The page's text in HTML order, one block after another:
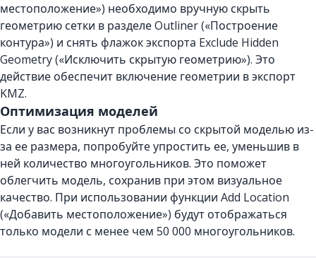
местоположение») необходимо вручную скрыть
геометрию сетки в разделе Outliner («Построение
контура») и снять флажок экспорта Exclude Hidden
Geometry («Исключить скрытую геометрию»). Это
действие обеспечит включение геометрии в экспорт
KMZ.
Оптимизация моделей
Если у вас возникнут проблемы со скрытой моделью из-
за ее размера, попробуйте упростить ее, уменьшив в
ней количество многоугольников. Это поможет
облегчить модель, сохранив при этом визуальное
качество. При использовании функции Add Location
(«Добавить местоположение») будут отображаться
только модели с менее чем 50 000 многоугольников.